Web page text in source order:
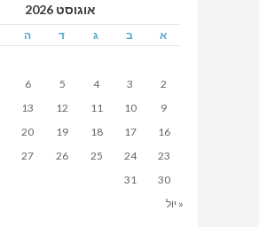
אוגוסט 2026
א ב ג ד ה
« יול
2
3
4
5
6
9
10
11
12
13
16
17
18
19
20
23
24
25
26
27
30
31